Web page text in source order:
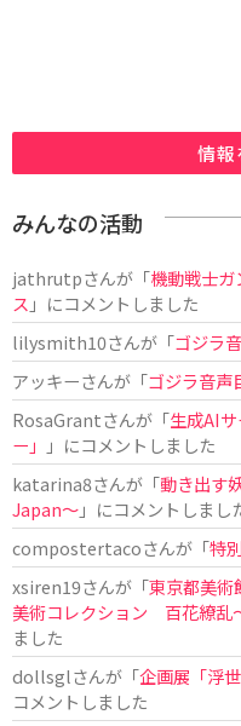
情報
みんなの活動
jathrutpさんが「機動戦士
ス 」にコメントしました
lilysmith10さんが「ゴジラ
アッキーさんが「ゴジラ音声
RosaGrantさんが「生成AI
ー」
」にコメントしました
katarina8さんが「動き出す
Japan〜」にコメントしまし
compostertacoさんが「特
xsiren19さんが「東京都美
美術コレクション 百花繚乱
ました
dollsglさんが「企画展「浮
コメントしました